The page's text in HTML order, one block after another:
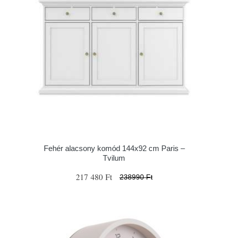
Fehér alacsony komód 144x92 cm Paris –
Tvilum
217 480 Ft 238990 Ft